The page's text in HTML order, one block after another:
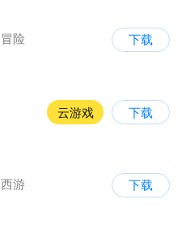
冒险
下载
云游戏 下载
西游
下载